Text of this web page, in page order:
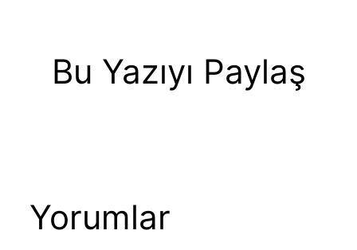
Bu Yazıyı Paylaş
Yorumlar